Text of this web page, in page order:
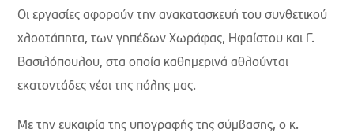
Οι εργασίες αφορούν την ανακατασκευή του συνθετικού
χλοοτάπητα, των γηπέδων Χωράφας, Ηφαίστου και Γ.
Βασιλόπουλου, στα οποία καθημερινά αθλούνται
εκατοντάδες νέοι της πόλης μας.
Με την ευκαιρία της υπογραφής της σύμβασης, ο κ.